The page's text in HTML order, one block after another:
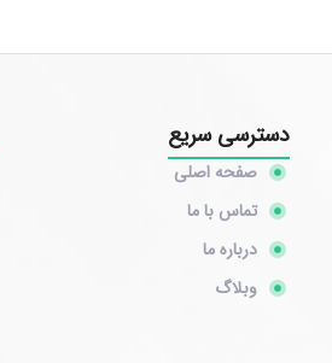
دسترسی سریع
صفحه اصلی
تماس با ما
درباره ما
وبلاگ